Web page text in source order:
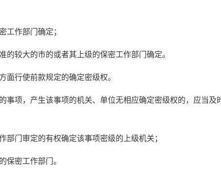
工作部门确定；
的较大的市的或者其上级的保密工作部门确定。
面行使前款规定的确定密级权。
项，产生该事项的机关、单位无相应确定密级权的，应当及
部门审定的有权确定该事项密级的上级机关；
保密工作部门。